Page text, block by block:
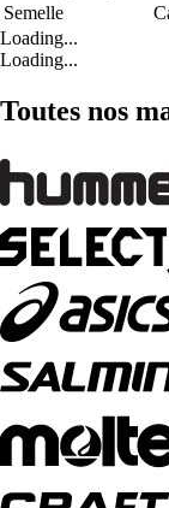
Semelle
Loading...
Loading...
Toutes nos